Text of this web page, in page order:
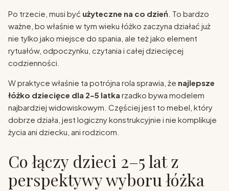
Po trzecie, musi być użyteczne na co dzień . To bardzo
ważne, bo właśnie w tym wieku łóżko zaczyna działać już
nie tylko jako miejsce do spania, ale też jako element
rytuałów, odpoczynku, czytania i całej dziecięcej
codzienności.
W praktyce właśnie ta potrójna rola sprawia, że najlepsze
łóżko dziecięce dla 2–5 latka rzadko bywa modelem
najbardziej widowiskowym. Częściej jest to mebel, który
dobrze działa, jest logiczny konstrukcyjnie i nie komplikuje
życia ani dziecku, ani rodzicom.
Co łączy dzieci 2–5 lat z
perspektywy wyboru łóżka